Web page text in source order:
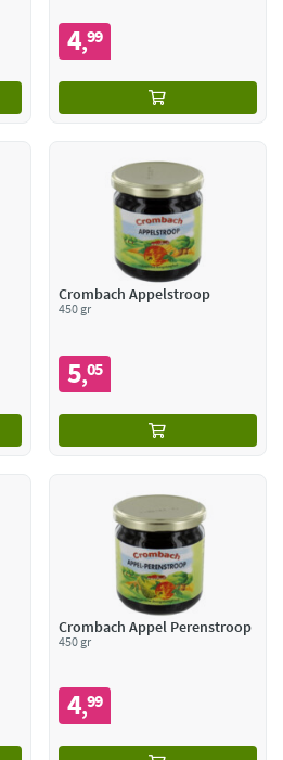
4,99
Crombach Appelstroop
450 gr
5,05
Crombach Appel Perenstroop
450 gr
4,99